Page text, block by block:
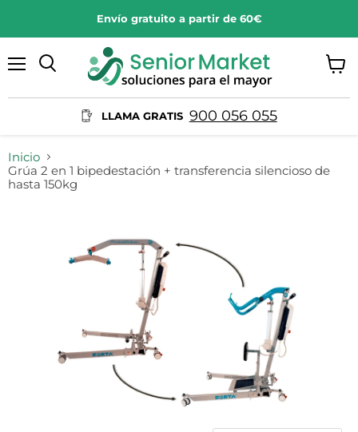
Envío gratuito a partir de 60€
LLAMA GRATIS 900 056 055
Inicio
Grúa 2 en 1 bipedestación + transferencia silencioso de
hasta 150kg